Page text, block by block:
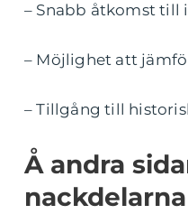
– Snabb åtkomst till
– Möjlighet att
– Tillgång till
Å andra